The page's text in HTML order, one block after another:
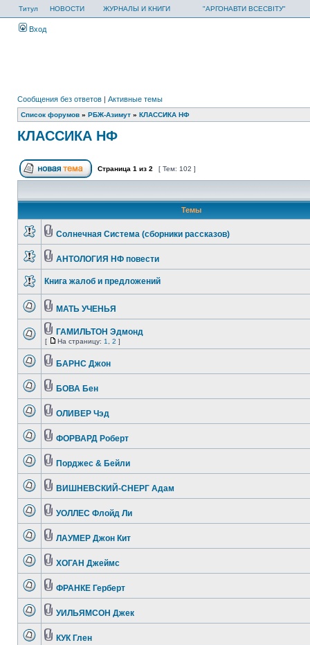
Титул НОВОСТИ ЖУРНАЛЫ И КНИГИ "АРГОНАВТИ ВСЕСВІТУ"
Вход
Сообщения без ответов | Активные темы
Список форумов » РБЖ-Азимут » КЛАССИКА НФ
КЛАССИКА НФ
Страница 1 из 2 [ Тем: 102 ]
Темы
Солнечная Система (сборники рассказов)
АНТОЛОГИЯ НФ повести
Книга жалоб и предложений
МАТЬ УЧЕНЬЯ
ГАМИЛЬТОН Эдмонд
[ На страницу: 1 2 ]
БАРНС Джон
БОВА Бен
ОЛИВЕР Чэд
ФОРВАРД Роберт
Порджес & Бейли
ВИШНЕВСКИЙ-СНЕРГ Адам
УОЛЛЕС Флойд Ли
ЛАУМЕР Джон Кит
ХОГАН Джеймс
ФРАНКЕ Герберт
УИЛЬЯМСОН Джек
КУК Глен